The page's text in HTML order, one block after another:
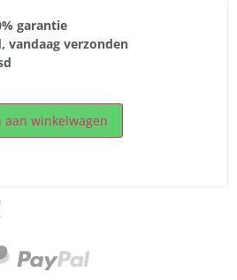
garantie
vandaag verzonden
aan winkelwagen